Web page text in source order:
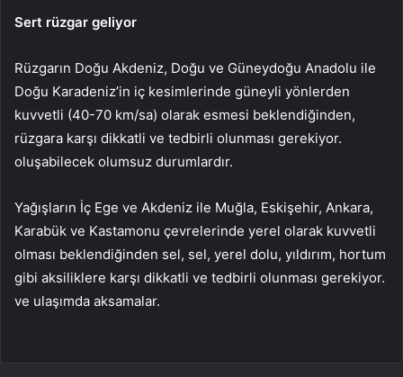
Sert rüzgar geliyor
Rüzgarın Doğu Akdeniz, Doğu ve Güneydoğu Anadolu ile
Doğu Karadeniz’in iç kesimlerinde güneyli yönlerden
kuvvetli (40-70 km/sa) olarak esmesi beklendiğinden,
rüzgara karşı dikkatli ve tedbirli olunması gerekiyor.
oluşabilecek olumsuz durumlardır.
Yağışların İç Ege ve Akdeniz ile Muğla, Eskişehir, Ankara,
Karabük ve Kastamonu çevrelerinde yerel olarak kuvvetli
olması beklendiğinden sel, sel, yerel dolu, yıldırım, hortum
gibi aksiliklere karşı dikkatli ve tedbirli olunması gerekiyor.
ve ulaşımda aksamalar.